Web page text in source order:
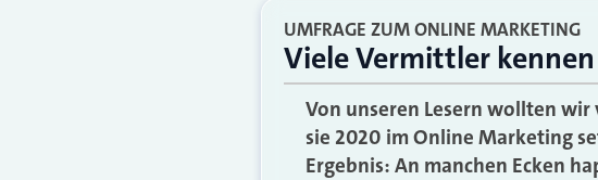
UMFRAGE ZUM ONLINE MARKETING
Viele Vermittler
Von unseren Lesern wollten
sie 2020 im Online Marketing
Ergebnis: An manchen Ecken